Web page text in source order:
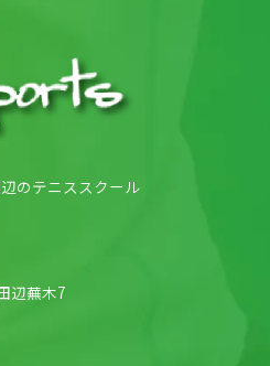
のテニススクール
辺蕪木7